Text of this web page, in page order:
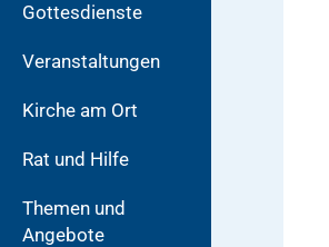
Gottesdienste
Veranstaltungen
Kirche am Ort
Rat und Hilfe
Themen und
Angebote